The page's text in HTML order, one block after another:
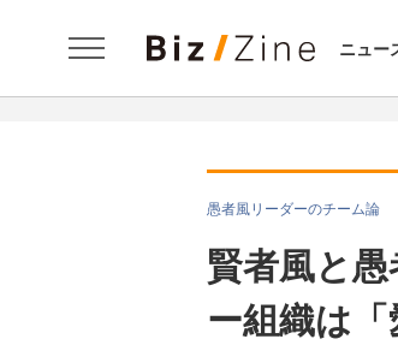
ニュー
愚者風リーダーのチーム論
賢者風と
ー組織は